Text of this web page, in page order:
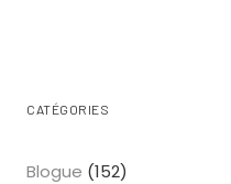
CATÉGORIES
Blogue (152)